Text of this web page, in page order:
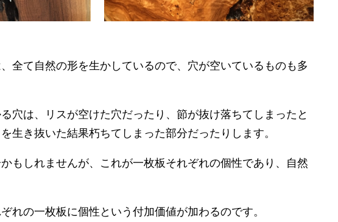
全て自然の形を生かしているので、穴が空いているものも多
穴は、リスが空けた穴だったり、節が抜け落ちてしまったと
生き抜いた結果朽ちてしまった部分だったりします。
もしれませんが、これが一枚板それぞれの個性であり、自然
れの一枚板に個性という付加価値が加わるのです。